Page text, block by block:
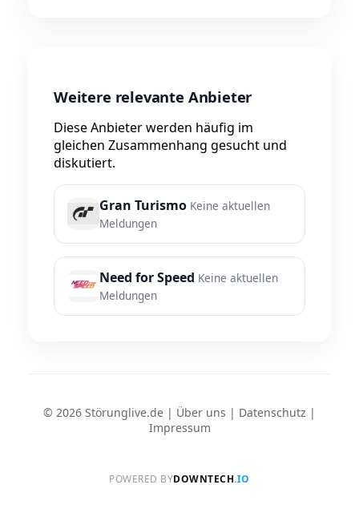
Weitere relevante Anbieter
Diese Anbieter werden häufig im
gleichen Zusammenhang gesucht und
diskutiert.
Gran Turismo Keine aktuellen
Meldungen
Need for Speed Keine aktuellen
Meldungen
© 2026 Störunglive.de | Über uns | Datenschutz |
Impressum
POWERED BYDOWNTECH.IO